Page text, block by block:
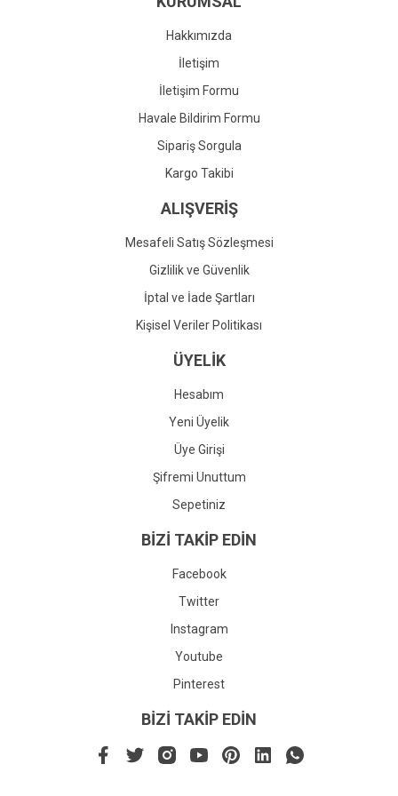
Gönder
Hakkımızda
İletişim
İletişim Formu
Havale Bildirim Formu
Sipariş Sorgula
Kargo Takibi
ALIŞVERİŞ
Mesafeli Satış Sözleşmesi
Gizlilik ve Güvenlik
İptal ve İade Şartları
Kişisel Veriler Politikası
ÜYELİK
Hesabım
Yeni Üyelik
Üye Girişi
Şifremi Unuttum
Sepetiniz
BİZİ TAKİP EDİN
Facebook
Twitter
Instagram
Youtube
Pinterest
BİZİ TAKİP EDİN